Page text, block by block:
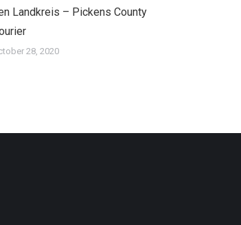
Landkreis – Pickens County
28, 2020